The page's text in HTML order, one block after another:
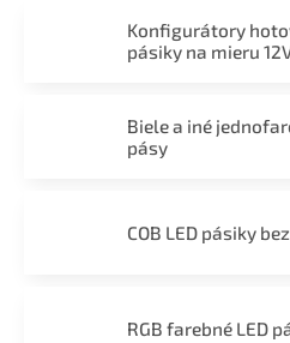
Konfigurátory
pásiky na mieru
Biele a iné
pásy
COB LED pásiky
RGB farebné LED